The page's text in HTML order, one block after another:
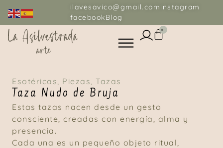
ilavesavico@gmail.cominstagram
facebookBlog
0
Esotéricas, Piezas, Tazas
Taza Nudo de Bruja
Estas tazas nacen desde un gesto
consciente, creadas con energía, alma y
presencia.
Cada una es un pequeño objeto ritual,